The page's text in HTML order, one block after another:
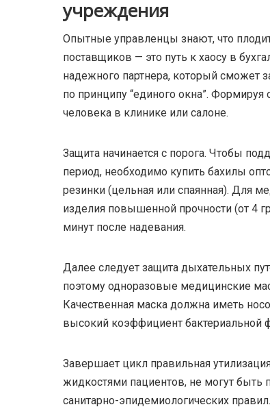
учреждения
Опытные управленцы знают, что
поставщиков — это путь к хаосу в
надежного партнера, который сможет
по принципу “единого окна”.
человека в клинике или салоне.
Защита начинается с порога. Чтобы
период, необходимо купить бахилы
резинки (цельная или спаянная). Для
изделия повышенной прочности (от 4
минут после надевания.
Далее следует защита дыхательных
поэтому одноразовые медицинские
Качественная маска должна иметь
высокий коэффициент бактериальной
Завершает цикл правильная
жидкостями пациентов, не могут
санитарно-эпидемиологических